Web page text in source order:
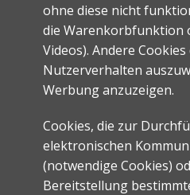
ohne diese nicht
die Warenkorbfunktion
Videos). Andere
Nutzerverhalten
Werbung anzuzeigen.
Cookies, die zur
elektronischen
(notwendige Cookies)
Bereitstellung